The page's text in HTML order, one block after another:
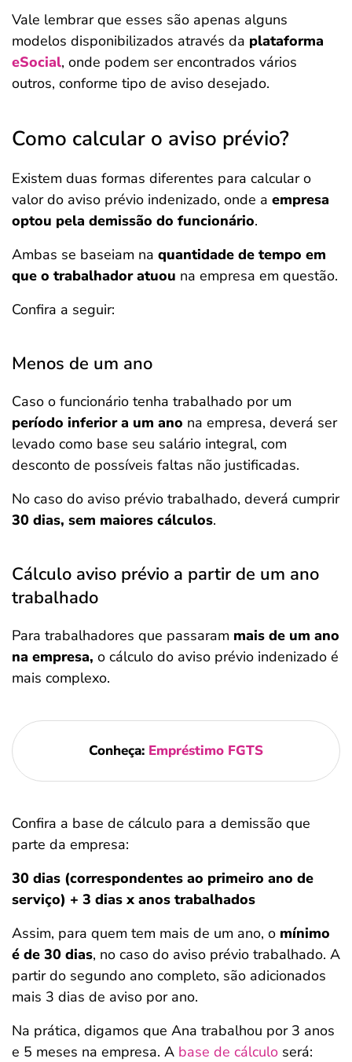
Vale lembrar que esses são apenas alguns
modelos disponibilizados através da plataforma
eSocial, onde podem ser encontrados vários
outros, conforme tipo de aviso desejado.
Como calcular o aviso prévio?
Existem duas formas diferentes para calcular o
valor do aviso prévio indenizado, onde a empresa
optou pela demissão do funcionário.
Ambas se baseiam na quantidade de tempo em
que o trabalhador atuou na empresa em questão.
Confira a seguir:
Menos de um ano
Caso o funcionário tenha trabalhado por um
período inferior a um ano na empresa, deverá ser
levado como base seu salário integral, com
desconto de possíveis faltas não justificadas.
No caso do aviso prévio trabalhado, deverá cumprir
30 dias, sem maiores cálculos.
Cálculo aviso prévio a partir de um ano
trabalhado
Para trabalhadores que passaram mais de um ano
na empresa, o cálculo do aviso prévio indenizado é
mais complexo.
Conheça: Empréstimo FGTS
Confira a base de cálculo para a demissão que
parte da empresa:
30 dias (correspondentes ao primeiro ano de
serviço) + 3 dias x anos trabalhados
Assim, para quem tem mais de um ano, o mínimo
é de 30 dias, no caso do aviso prévio trabalhado. A
partir do segundo ano completo, são adicionados
mais 3 dias de aviso por ano.
Na prática, digamos que Ana trabalhou por 3 anos
e 5 meses na empresa. A base de cálculo será: